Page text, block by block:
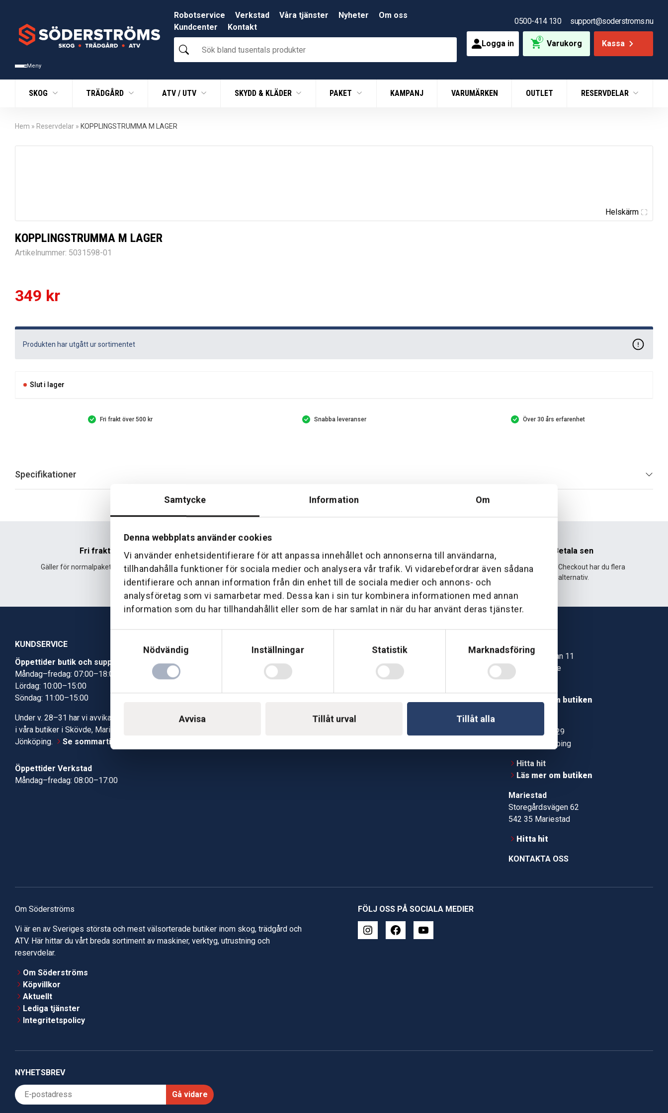
Samtycke Information Om
Denna webbplats använder cookies
Vi använder enhetsidentifierare för att anpassa innehållet och annonserna till användarna,
tillhandahålla funktioner för sociala medier och analysera vår trafik. Vi vidarebefordrar även sådana
identifierare och annan information från din enhet till de sociala medier och annons- och
analysföretag som vi samarbetar med. Dessa kan i sin tur kombinera informationen med annan
information som du har tillhandahållit eller som de har samlat in när du har använt deras tjänster.
Nödvändig
Inställningar Statistik Marknadsföring
Avvisa Tillåt urval Tillåt alla
Meny
Robotservice Verkstad Våra tjänster Nyheter
Om oss
Kundcenter
Kontakt
Sök
bland
produkter
0500-414 130 support@soderstroms.nu
Logga in 0 Varukorg Kassa
SKOG TRÄDGÅRD ATV / UTV SKYDD & KLÄDER PAKET KAMPANJ VARUMÄRKEN OUTLET RESERVDELAR
Hem » Reservdelar » KOPPLINGSTRUMMA M LAGER
Helskärm
KOPPLINGSTRUMMA M LAGER
Artikelnummer: 5031598-01
349 kr
Produkten har utgått ur sortimentet
Slut i lager
Fri frakt över 500 kr Snabba leveranser Över 30 års erfarenhet
Specifikationer
Fri frakt
Gäller för normalpaket över 500 kr.
Hemleverans
Leverans fram till din dörr. Oavsett storlek.
Över 30 års erfarenhet
Företaget startade 1 januari 1995 och har
sedan dess haft en god tillväxt.
Betala sen
Med Klarna Checkout har du flera
alternativ.
KUNDSERVICE
Öppettider butik och support
Måndag–fredag: 07:00–18:00
Lördag: 10:00–15:00
Söndag: 11:00–15:00
Under v. 28–31 har vi avvikande öppettider
i våra butiker i Skövde, Mariestad och
Jönköping.
Se sommartiderna här
Öppettider Verkstad
Måndag–fredag: 08:00–17:00
Butik Skövde
Butik Jönköping
Verkstad
Telefon: 0500-414 130
E-mail: support@soderstroms.nu
Gå till vår företagssupport
Skövde
Jonstorpsgatan 11
549 37 Skövde
Läs mer om butiken
Kämpevägen 29
553 02 Jönköping
Hitta hit
Läs mer om butiken
Mariestad
Storegårdsvägen 62
542 35 Mariestad
Hitta hit
KONTAKTA OSS
Om Söderströms
Vi är en av Sveriges största och mest välsorterade butiker inom skog, trädgård och
ATV. Här hittar du vårt breda sortiment av maskiner, verktyg, utrustning och
reservdelar.
Om Söderströms
Köpvillkor
Aktuellt
Lediga tjänster
Integritetspolicy
FÖLJ OSS PÅ SOCIALA MEDIER
NYHETSBREV
Gå vidare